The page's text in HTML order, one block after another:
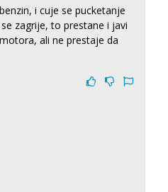
i cuje se pucketanje
zagrije, to prestane i javi
ali ne prestaje da